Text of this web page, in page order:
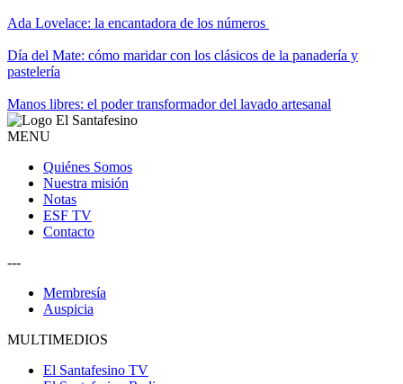
Ada Lovelace: la encantadora de los números
Día del Mate: cómo maridar con los clásicos de la panadería y
pastelería
Manos libres: el poder transformador del lavado artesanal
MENU
Quiénes Somos
Nuestra misión
Notas
ESF TV
Contacto
---
Membresía
Auspicia
MULTIMEDIOS
El Santafesino TV